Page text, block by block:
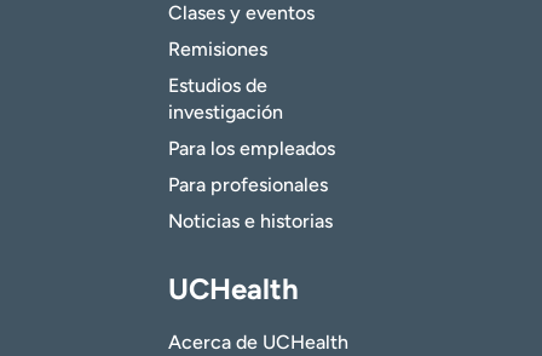
Clases y eventos
Remisiones
Estudios de
investigación
Para los empleados
Para profesionales
Noticias e historias
UCHealth
Acerca de UCHealth